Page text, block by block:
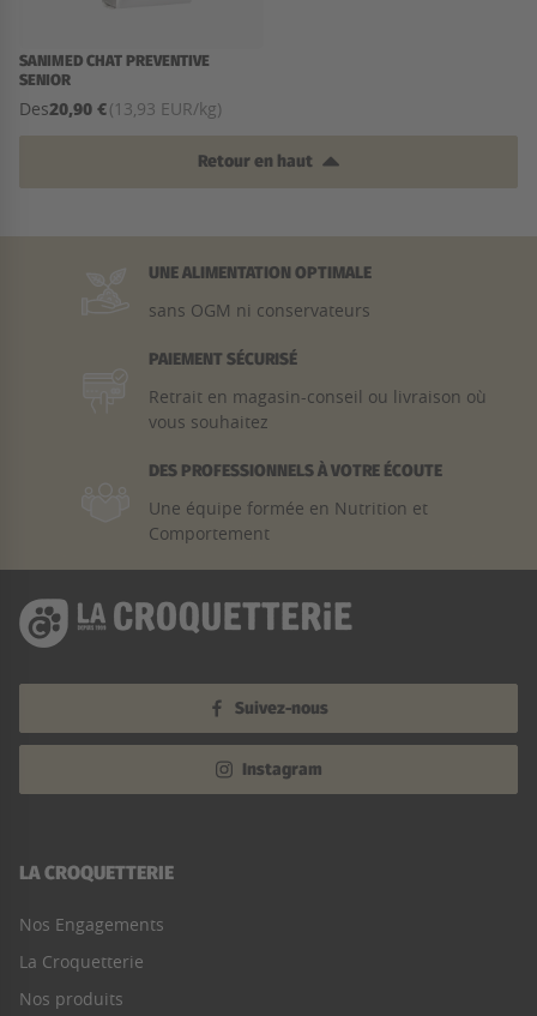
SANIMED CHAT PREVENTIVE
SENIOR
Des20,90 €(13,93 EUR/kg)
Retour en haut
UNE ALIMENTATION OPTIMALE
sans OGM ni conservateurs
PAIEMENT SÉCURISÉ
Retrait en magasin-conseil ou livraison où
vous souhaitez
DES PROFESSIONNELS À VOTRE ÉCOUTE
Une équipe formée en Nutrition et
Comportement
Suivez-nous
Instagram
LA CROQUETTERIE
Nos Engagements
La Croquetterie
Nos produits